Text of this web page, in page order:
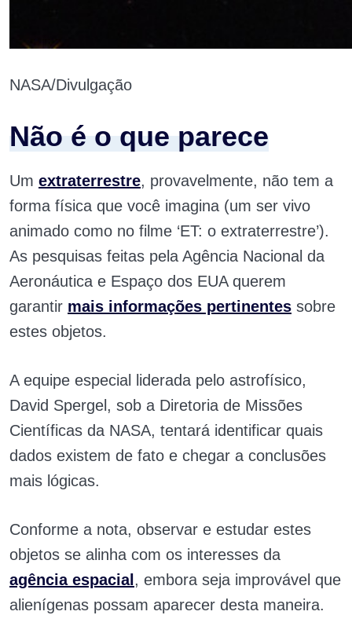
NASA/Divulgação
Não é o que parece
Um extraterrestre, provavelmente, não tem a
forma física que você imagina (um ser vivo
animado como no filme ‘ET: o extraterrestre’).
As pesquisas feitas pela Agência Nacional da
Aeronáutica e Espaço dos EUA querem
garantir mais informações pertinentes sobre
estes objetos.
A equipe especial liderada pelo astrofísico,
David Spergel, sob a Diretoria de Missões
Científicas da NASA, tentará identificar quais
dados existem de fato e chegar a conclusões
mais lógicas.
Conforme a nota, observar e estudar estes
objetos se alinha com os interesses da
agência espacial , embora seja improvável que
alienígenas possam aparecer desta maneira.